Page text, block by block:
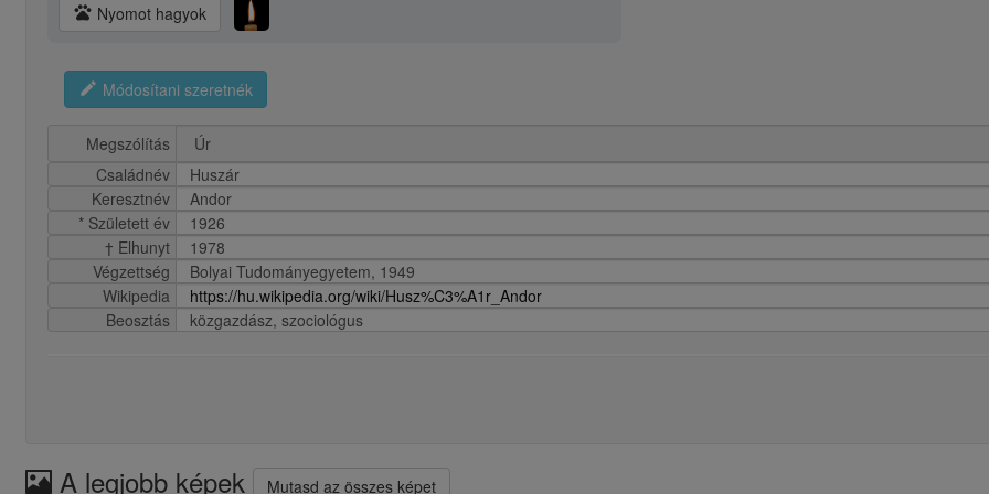
pets Nyomot hagyok
edit Módosítani szeretnék
Megszólítás
Családnév
Huszár
Keresztnév
Andor
* Született év
1926
† Elhunyt
1978
Végzettség
Bolyai Tudományegyetem, 1949
Wikipedia
https://hu.wikipedia.org/wiki/Husz%C3%A1r_Andor
Beosztás
közgazdász, szociológus
A legjobb képek Mutasd az összes képet